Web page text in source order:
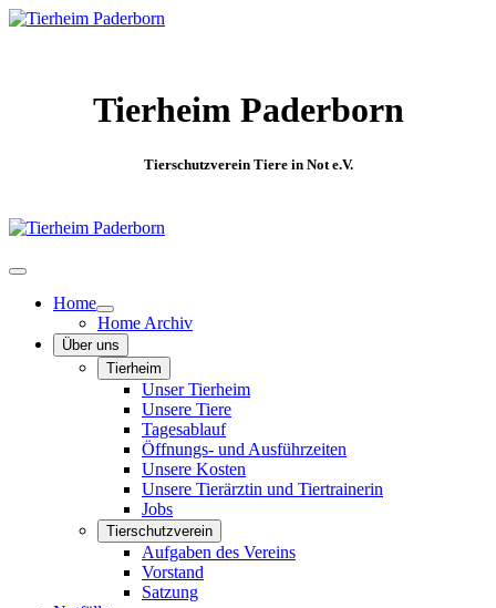
Tierheim Paderborn
Tierschutzverein Tiere in Not e.V.
Home
Home Archiv
Über uns
Tierheim
Unser Tierheim
Unsere Tiere
Tagesablauf
Öffnungs- und Ausführzeiten
Unsere Kosten
Unsere Tierärztin und Tiertrainerin
Jobs
Tierschutzverein
Aufgaben des Vereins
Vorstand
Satzung